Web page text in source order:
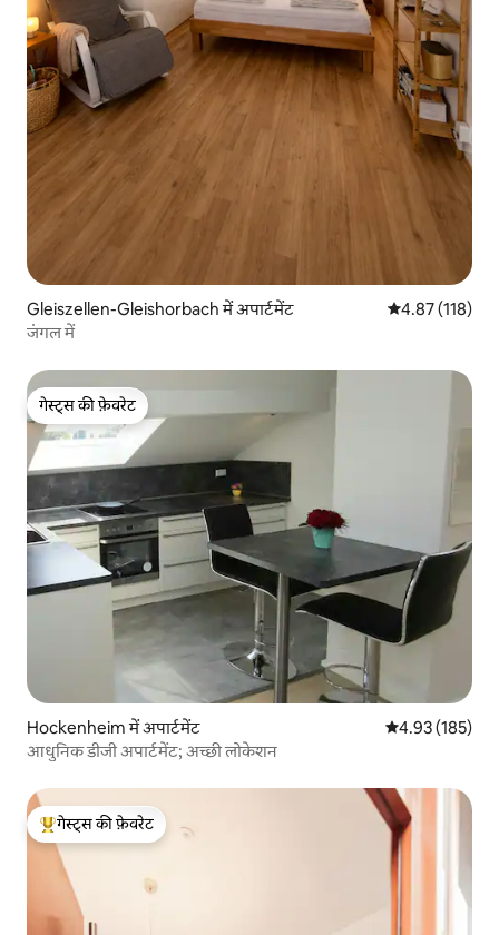
Gleiszellen-Gleishorbach में अपार्टमेंट औसत रेटिंग 5 में से
4.87 (118)
जंगल में
गेस्ट्स की फ़ेवरेट
गेस्ट्स की फ़ेवरेट
Hockenheim में अपार्टमेंट औसत रेटिंग 5 में से
4.93 (185)
आधुनिक डीजी अपार्टमेंट; अच्छी लोकेशन
गेस्ट्स का टॉप फ़ेवरेट
गेस्ट्स की फ़ेवरेट